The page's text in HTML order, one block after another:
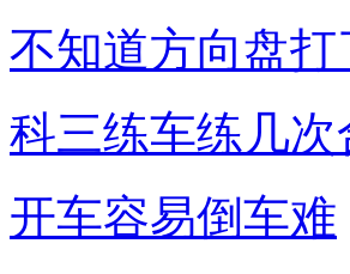
不知道方向盘
科三练车练几次
开车容易倒车难